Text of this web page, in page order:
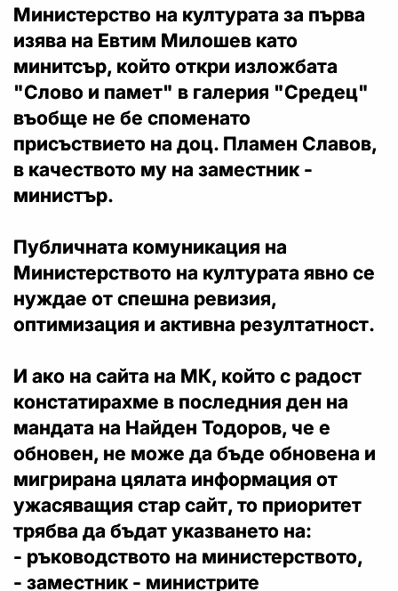
Министерство на културата за първа
изява на Евтим Милошев като
минитсър, който откри изложбата
"Слово и памет" в галерия "Средец"
въобще не бе споменато
присъствието на доц. Пламен Славов,
в качеството му на заместник -
министър.
Публичната комуникация на
Министерството на културата явно се
нуждае от спешна ревизия,
оптимизация и активна резултатност.
И ако на сайта на МК, който с радост
констатирахме в последния ден на
мандата на Найден Тодоров, че е
обновен, не може да бъде обновена и
мигрирана цялата информация от
ужасяващия стар сайт, то приоритет
трябва да бъдат указването на:
- ръководството на министерството,
- заместник - министрите